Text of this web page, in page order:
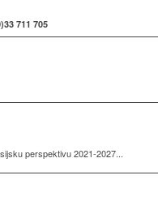
711 705
perspektivu 2021-2027...